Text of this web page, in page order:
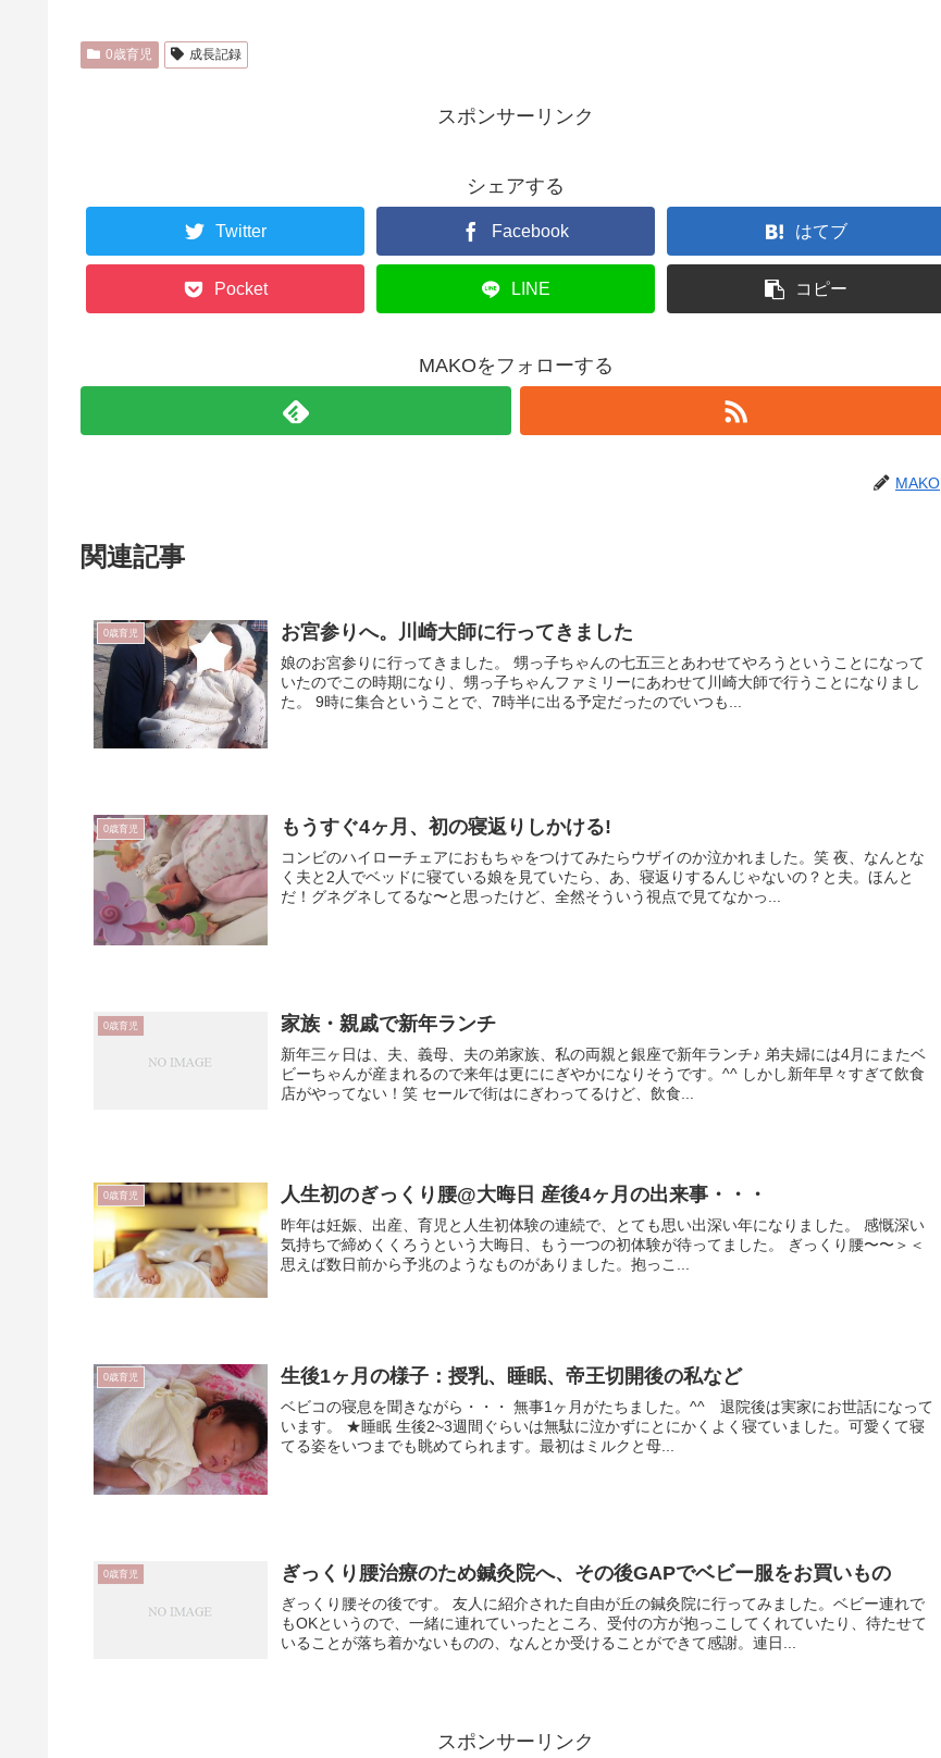
0歳育児 成長記録
スポンサーリンク
シェアする
Twitter Facebook はてブ
Pocket LINE コピー
MAKOをフォローする
MAKO
関連記事
0歳育児 お宮参りへ。川崎大師に行ってきました
娘のお宮参りに行ってきました。 甥っ子ちゃんの七五三とあわせてやろうということになって
いたのでこの時期になり、甥っ子ちゃんファミリーにあわせて川崎大師で行うことになりまし
た。 9時に集合ということで、7時半に出る予定だったのでいつも...
0歳育児 もうすぐ4ヶ月、初の寝返りしかける!
コンビのハイローチェアにおもちゃをつけてみたらウザイのか泣かれました。笑 夜、なんとな
く夫と2人でベッドに寝ている娘を見ていたら、あ、寝返りするんじゃないの？と夫。ほんと
だ！グネグネしてるな〜と思ったけど、全然そういう視点で見てなかっ...
0歳育児 家族・親戚で新年ランチ
新年三ヶ日は、夫、義母、夫の弟家族、私の両親と銀座で新年ランチ♪ 弟夫婦には4月にまたベ
ビーちゃんが産まれるので来年は更ににぎやかになりそうです。^^ しかし新年早々すぎて飲食
店がやってない！笑 セールで街はにぎわってるけど、飲食...
0歳育児 人生初のぎっくり腰@大晦日 産後4ヶ月の出来事・・・
昨年は妊娠、出産、育児と人生初体験の連続で、とても思い出深い年になりました。 感慨深い
気持ちで締めくくろうという大晦日、もう一つの初体験が待ってました。 ぎっくり腰〜〜＞＜
思えば数日前から予兆のようなものがありました。抱っこ...
0歳育児 生後1ヶ月の様子：授乳、睡眠、帝王切開後の私など
ベビコの寝息を聞きながら・・・ 無事1ヶ月がたちました。^^ 退院後は実家にお世話になって
います。 ★睡眠 生後2~3週間ぐらいは無駄に泣かずにとにかくよく寝ていました。可愛くて寝
てる姿をいつまでも眺めてられます。最初はミルクと母...
0歳育児 ぎっくり腰治療のため鍼灸院へ、その後GAPでベビー服をお買いもの
ぎっくり腰その後です。 友人に紹介された自由が丘の鍼灸院に行ってみました。ベビー連れで
もOKというので、一緒に連れていったところ、受付の方が抱っこしてくれていたり、待たせて
いることが落ち着かないものの、なんとか受けることができて感謝。連日...
スポンサーリンク